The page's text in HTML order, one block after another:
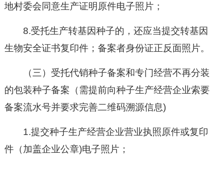
地村委会同意生产证明原件电子照片；
8.受托生产转基因种子的，还应当提交转基因
生物安全证书复印件；备案者身份证正反面照片。
（三）受托代销种子备案和专门经营不再分装
的包装种子备案（需提前向种子生产经营企业索要
备案流水号并要求完善二维码溯源信息)
1.提交种子生产经营企业营业执照原件或复印
件（加盖企业公章)电子照片；